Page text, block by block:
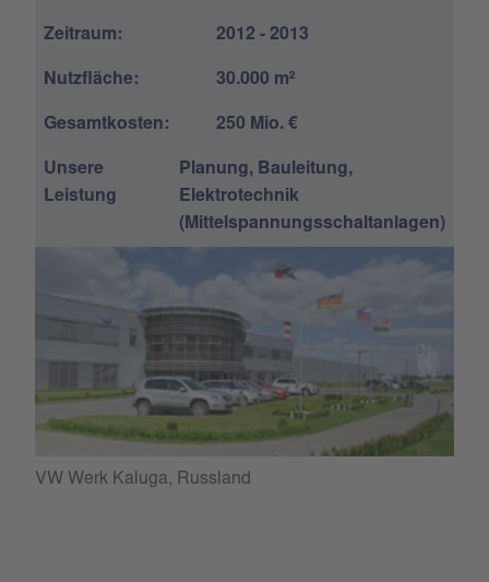
Zeitraum: 2012 - 2013
Nutzfläche: 30.000 m²
Gesamtkosten: 250 Mio. €
Unsere
Leistung
Planung, Bauleitung,
Elektrotechnik
(Mittelspannungsschaltanlagen)
VW Werk Kaluga, Russland